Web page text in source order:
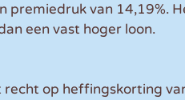
van 14,19%.
een vast hoger loon.
op heffingskorting